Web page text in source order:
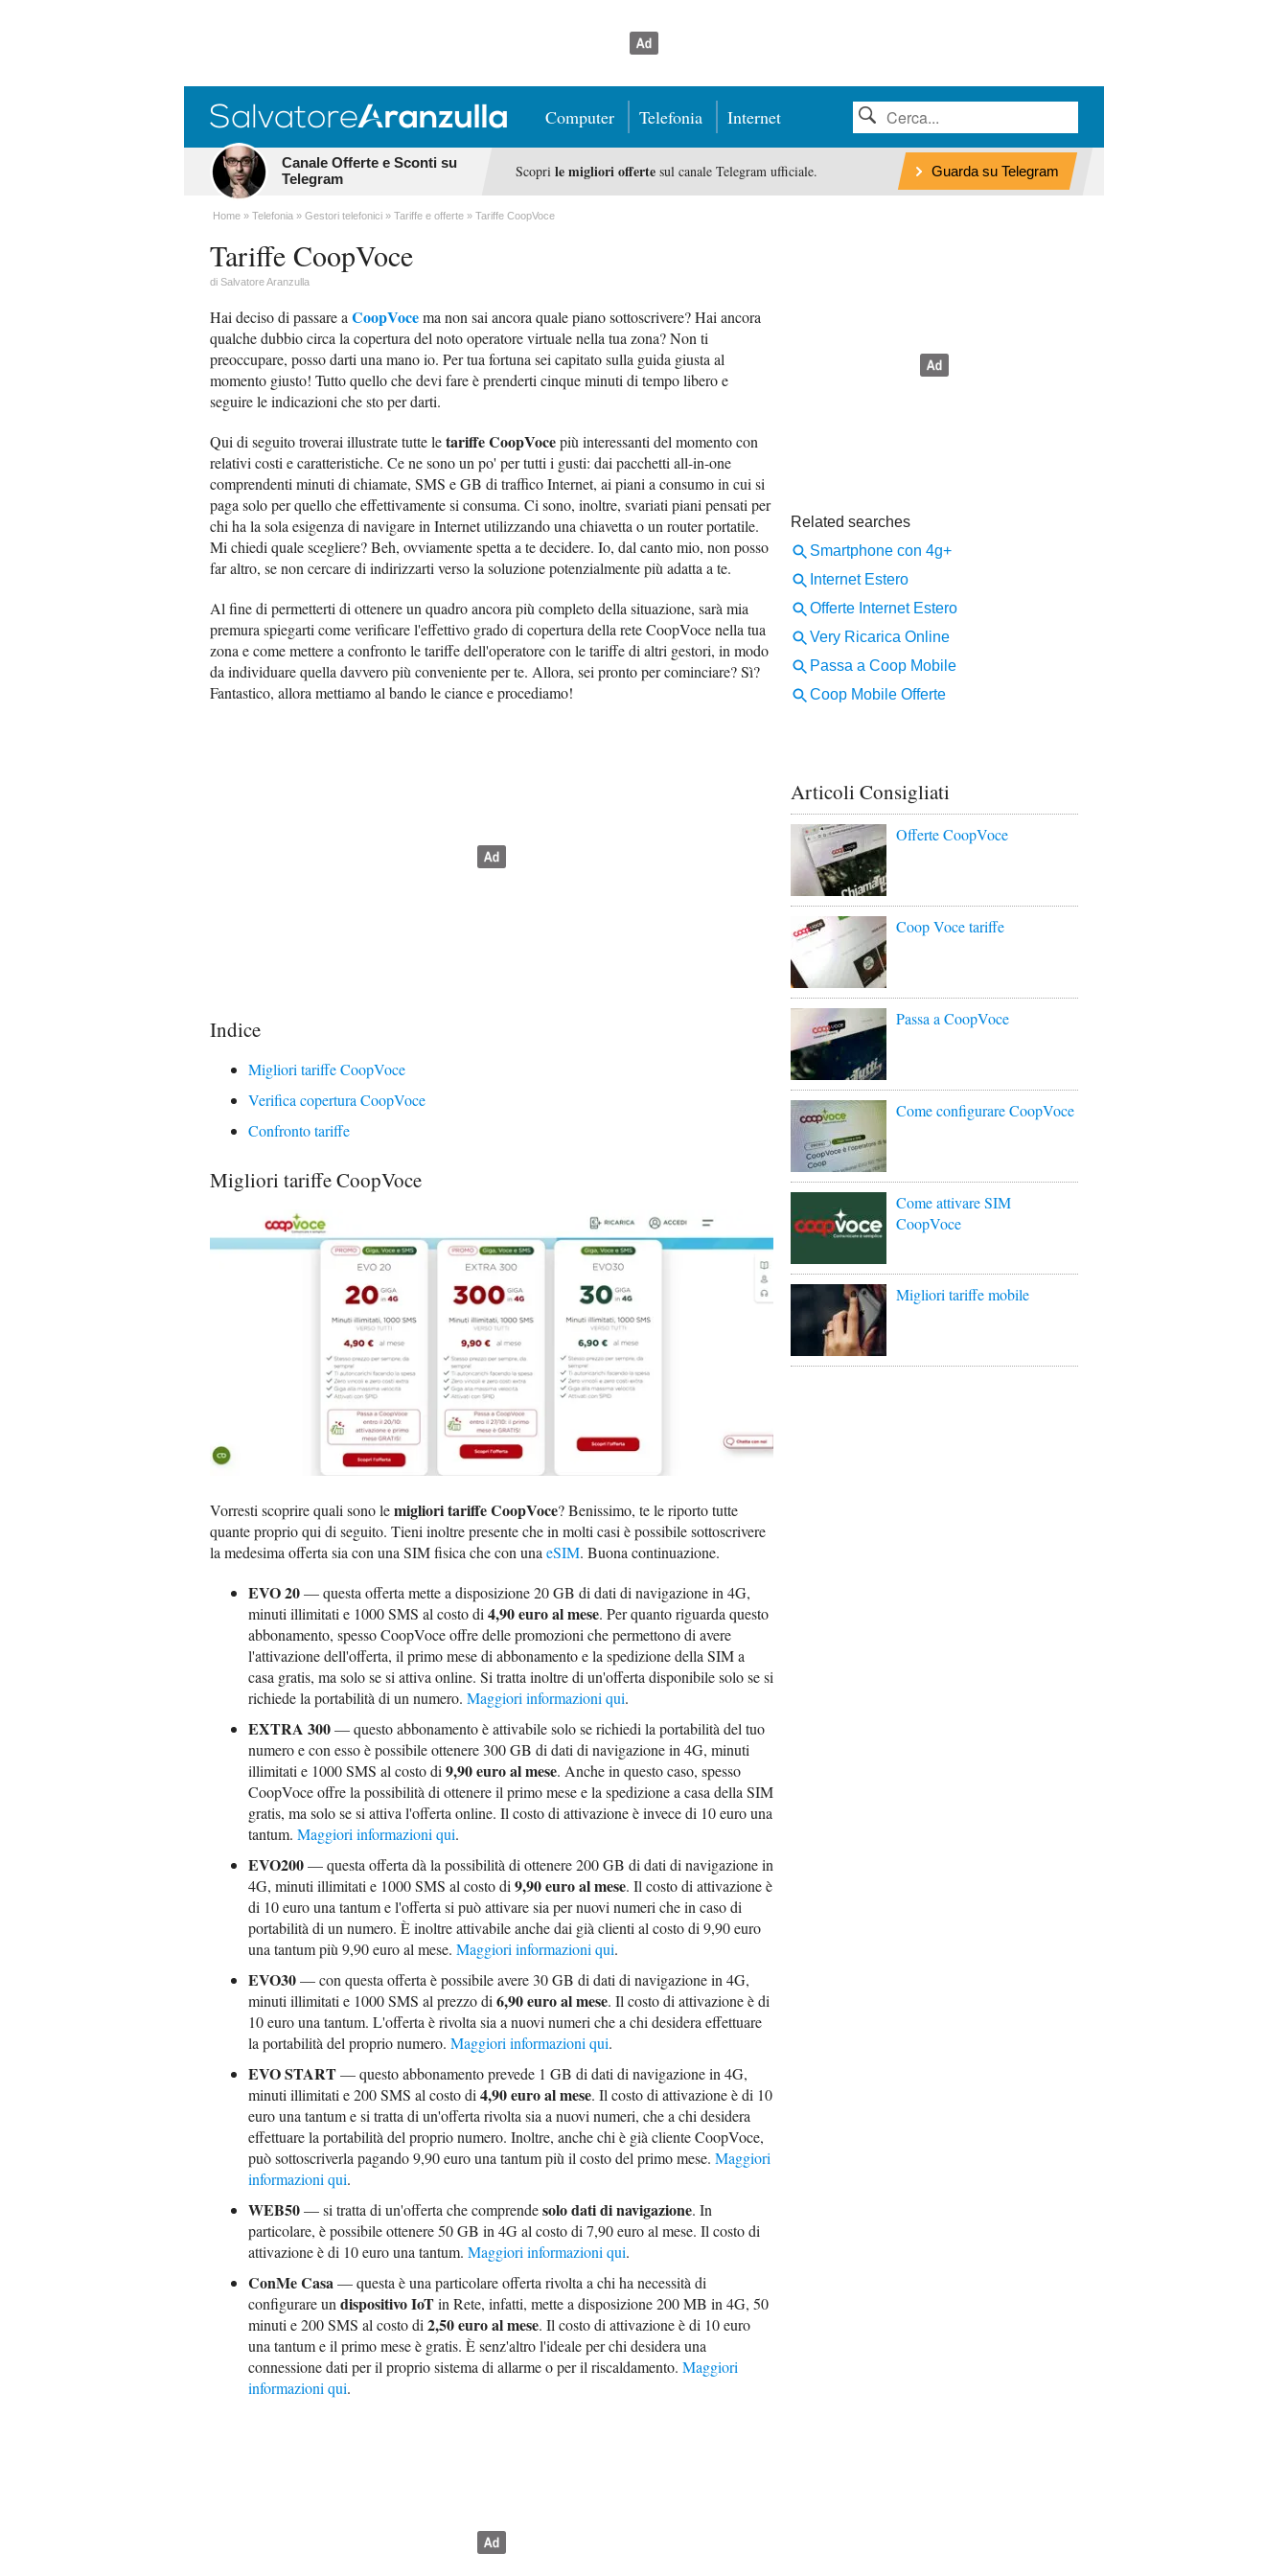
Computer Telefonia Internet
Canale Offerte e Sconti su
Telegram
Scopri le migliori offertesul canale Telegram ufficiale. Guarda su Telegram
Home Telefonia Gestori telefonici Tariffe e offerte Tariffe CoopVoce
Tariffe CoopVoce
di Salvatore Aranzulla
Hai deciso di passare a CoopVocema non sai ancora quale piano sottoscrivere? Hai ancora
qualche dubbio circa la copertura del noto operatore virtuale nella tua zona? Non ti
preoccupare, posso darti una mano io. Per tua fortuna sei capitato sulla guida giusta al
momento giusto! Tutto quello che devi fare è prenderti cinque minuti di tempo libero e
seguire le indicazioni che sto per darti.
Qui di seguito troverai illustrate tutte letariffe CoopVocepiù interessanti del momento con
relativi costi e caratteristiche. Ce ne sono un po' per tutti i gusti: dai pacchetti all-in-one
comprendenti minuti di chiamate, SMS e GB di traffico Internet, ai piani a consumo in cui si
paga solo per quello che effettivamente si consuma. Ci sono, inoltre, svariati piani pensati per
chi ha la sola esigenza di navigare in Internet utilizzando una chiavetta o un router portatile.
Mi chiedi quale scegliere? Beh, ovviamente spetta a te decidere. Io, dal canto mio, non posso
far altro, se non cercare di indirizzarti verso la soluzione potenzialmente più adatta a te.
Al fine di permetterti di ottenere un quadro ancora più completo della situazione, sarà mia
premura spiegarti come verificare l'effettivo grado di copertura della rete CoopVoce nella tua
zona e come mettere a confronto le tariffe dell'operatore con le tariffe di altri gestori, in modo
da individuare quella davvero più conveniente per te. Allora, sei pronto per cominciare? Sì?
Fantastico, allora mettiamo al bando le ciance e procediamo!
Indice
Migliori tariffe CoopVoce
Verifica copertura CoopVoce
Confronto tariffe
Migliori tariffe CoopVoce
Vorresti scoprire quali sono lemigliori tariffe CoopVoce? Benissimo, te le riporto tutte
quante proprio qui di seguito. Tieni inoltre presente che in molti casi è possibile sottoscrivere
la medesima offerta sia con una SIM fisica che con una eSIM. Buona continuazione.
EVO 20— questa offerta mette a disposizione 20 GB di dati di navigazione in 4G,
minuti illimitati e 1000 SMS al costo di 4,90 euro al mese. Per quanto riguarda questo
abbonamento, spesso CoopVoce offre delle promozioni che permettono di avere
l'attivazione dell'offerta, il primo mese di abbonamento e la spedizione della SIM a
casa gratis, ma solo se si attiva online. Si tratta inoltre di un'offerta disponibile solo se si
richiede la portabilità di un numero. Maggiori informazioni qui.
EXTRA 300— questo abbonamento è attivabile solo se richiedi la portabilità del tuo
numero e con esso è possibile ottenere 300 GB di dati di navigazione in 4G, minuti
illimitati e 1000 SMS al costo di 9,90 euro al mese. Anche in questo caso, spesso
CoopVoce offre la possibilità di ottenere il primo mese e la spedizione a casa della SIM
gratis, ma solo se si attiva l'offerta online. Il costo di attivazione è invece di 10 euro una
tantum. Maggiori informazioni qui.
EVO200— questa offerta dà la possibilità di ottenere 200 GB di dati di navigazione in
4G, minuti illimitati e 1000 SMS al costo di 9,90 euro al mese. Il costo di attivazione è
di 10 euro una tantum e l'offerta si può attivare sia per nuovi numeri che in caso di
portabilità di un numero. È inoltre attivabile anche dai già clienti al costo di 9,90 euro
una tantum più 9,90 euro al mese. Maggiori informazioni qui.
EVO30— con questa offerta è possibile avere 30 GB di dati di navigazione in 4G,
minuti illimitati e 1000 SMS al prezzo di 6,90 euro al mese. Il costo di attivazione è di
10 euro una tantum. L'offerta è rivolta sia a nuovi numeri che a chi desidera effettuare
la portabilità del proprio numero. Maggiori informazioni qui.
EVO START— questo abbonamento prevede 1 GB di dati di navigazione in 4G,
minuti illimitati e 200 SMS al costo di 4,90 euro al mese. Il costo di attivazione è di 10
euro una tantum e si tratta di un'offerta rivolta sia a nuovi numeri, che a chi desidera
effettuare la portabilità del proprio numero. Inoltre, anche chi è già cliente CoopVoce,
può sottoscriverla pagando 9,90 euro una tantum più il costo del primo mese. Maggiori
informazioni qui.
WEB50— si tratta di un'offerta che comprendesolo dati di navigazione. In
particolare, è possibile ottenere 50 GB in 4G al costo di 7,90 euro al mese. Il costo di
attivazione è di 10 euro una tantum. Maggiori informazioni qui.
ConMe Casa— questa è una particolare offerta rivolta a chi ha necessità di
configurare un dispositivo IoTin Rete, infatti, mette a disposizione 200 MB in 4G, 50
minuti e 200 SMS al costo di 2,50 euro al mese. Il costo di attivazione è di 10 euro
una tantum e il primo mese è gratis. È senz'altro l'ideale per chi desidera una
connessione dati per il proprio sistema di allarme o per il riscaldamento. Maggiori
informazioni qui.
Articoli Consigliati
Offerte CoopVoce
Coop Voce tariffe
Passa a CoopVoce
Come configurare CoopVoce
Come attivare SIM
CoopVoce
Migliori tariffe mobile